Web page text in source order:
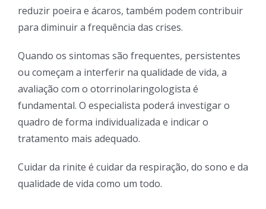
reduzir poeira e ácaros, também podem contribuir
para diminuir a frequência das crises.
Quando os sintomas são frequentes, persistentes
ou começam a interferir na qualidade de vida, a
avaliação com o otorrinolaringologista é
fundamental. O especialista poderá investigar o
quadro de forma individualizada e indicar o
tratamento mais adequado.
Cuidar da rinite é cuidar da respiração, do sono e da
qualidade de vida como um todo.